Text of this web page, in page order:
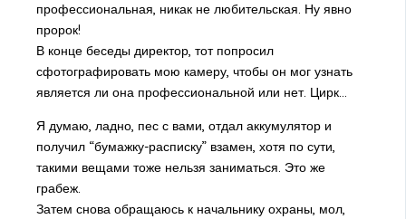
профессиональная, никак не любительская. Ну явно
пророк!
В конце беседы директор, тот попросил
сфотографировать мою камеру, чтобы он мог узнать
является ли она профессиональной или нет. Цирк…
Я думаю, ладно, пес с вами, отдал аккумулятор и
получил “бумажку-расписку” взамен, хотя по сути,
такими вещами тоже нельзя заниматься. Это же
грабеж.
Затем снова обращаюсь к начальнику охраны, мол,